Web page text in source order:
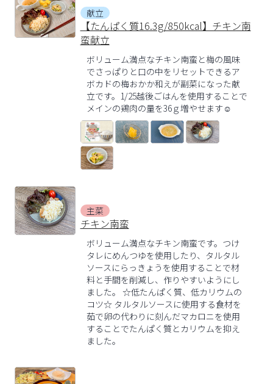
献立
【たんぱく質16.3g/850kcal】チキン南
蛮献立
ボリューム満点なチキン南蛮と梅の風味
でさっぱりと口の中をリセットできるア
ボカドの梅おかか和えが副菜になった献
立です。1/25越後ごはんを使用することで
メインの鶏肉の量を36ｇ増やせます☺
主菜
チキン南蛮
ボリューム満点なチキン南蛮です。つけ
タレにめんつゆを使用したり、タルタル
ソースにらっきょうを使用することで材
料と手間を削減し、作りやすいようにし
ました。 ☆低たんぱく質、低カリウムの
コツ☆ タルタルソースに使用する食材を
茹で卵の代わりに刻んだマカロニを使用
することでたんぱく質とカリウムを抑え
ました。